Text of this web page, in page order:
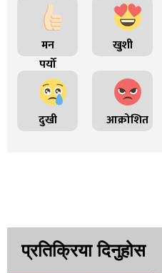
मन
पर्यो
खुशी
दुखी आक्रोशित
प्रतिक्रिया दिनुहोस